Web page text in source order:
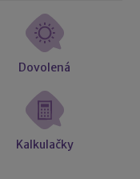
Dovolená
Kalkulačky